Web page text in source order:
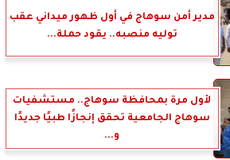
مدير أمن سوهاج في أول ظهور ميداني عقب
توليه منصبه.. يقود حملة...
لأول مرة بمحافظة سوهاج.. مستشفيات
سوهاج الجامعية تحقق إنجازًا طبيًا جديدًا
و...